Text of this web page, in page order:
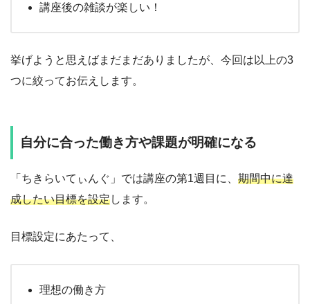
講座後の雑談が楽しい！
挙げようと思えばまだまだありましたが、今回は以上の3
つに絞ってお伝えします。
自分に合った働き方や課題が明確になる
「ちきらいてぃんぐ」では講座の第1週目に、 期間中に達
成したい目標を設定します。
目標設定にあたって、
理想の働き方